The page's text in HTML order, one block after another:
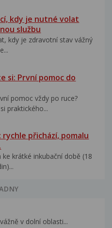
kdy je nutné volat
službu
kdy je zdravotní stav vážný
si: První pomoc do
pomoc vždy po ruce?
praktického...
rychle přichází, pomalu
ke krátké inkubační době (18
v dolní oblasti...